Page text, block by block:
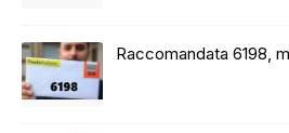
Raccomandata 6198,